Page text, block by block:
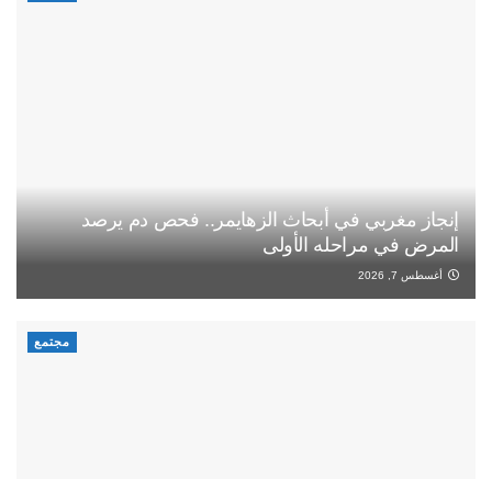
إنجاز مغربي في أبحاث الزهايمر.. فحص دم يرصد
المرض في مراحله الأولى
أغسطس 7, 2026
مجتمع